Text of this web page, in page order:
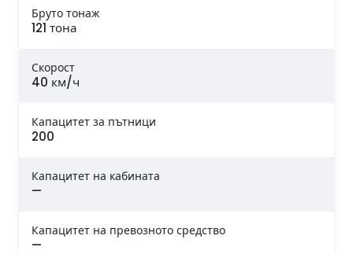
Бруто тонаж
121 тона
Скорост
40 км/ч
Капацитет за пътници
200
Капацитет на кабината
—
Капацитет на превозното средство
—